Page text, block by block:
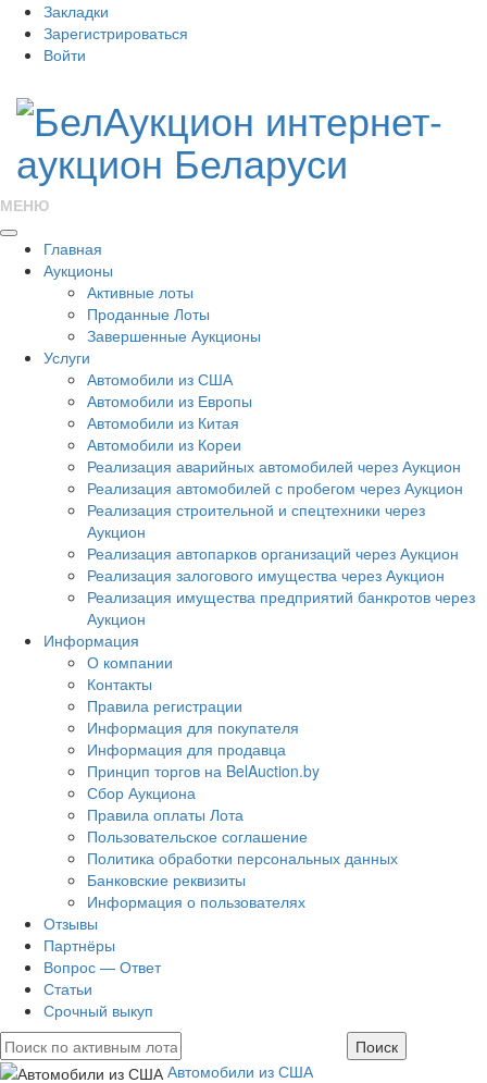
Закладки
Зарегистрироваться
Войти
МЕНЮ
Главная
Аукционы
Активные лоты
Проданные Лоты
Завершенные Аукционы
Услуги
Автомобили из США
Автомобили из Европы
Автомобили из Китая
Автомобили из Кореи
Реализация аварийных автомобилей через Аукцион
Реализация автомобилей с пробегом через Аукцион
Реализация строительной и спецтехники через
Аукцион
Реализация автопарков организаций через Аукцион
Реализация залогового имущества через Аукцион
Реализация имущества предприятий банкротов через
Аукцион
Информация
О компании
Контакты
Правила регистрации
Информация для покупателя
Информация для продавца
Принцип торгов на BelAuction.by
Сбор Аукциона
Правила оплаты Лота
Пользовательское соглашение
Политика обработки персональных данных
Банковские реквизиты
Информация о пользователях
Отзывы
Партнёры
Вопрос — Ответ
Статьи
Срочный выкуп
Автомобили из США